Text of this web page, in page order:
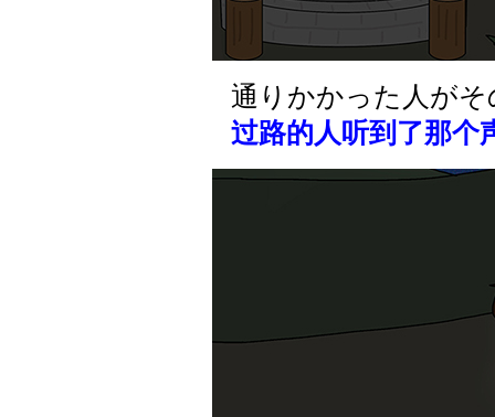
通りかかった人がそ
过路的人听到了那个